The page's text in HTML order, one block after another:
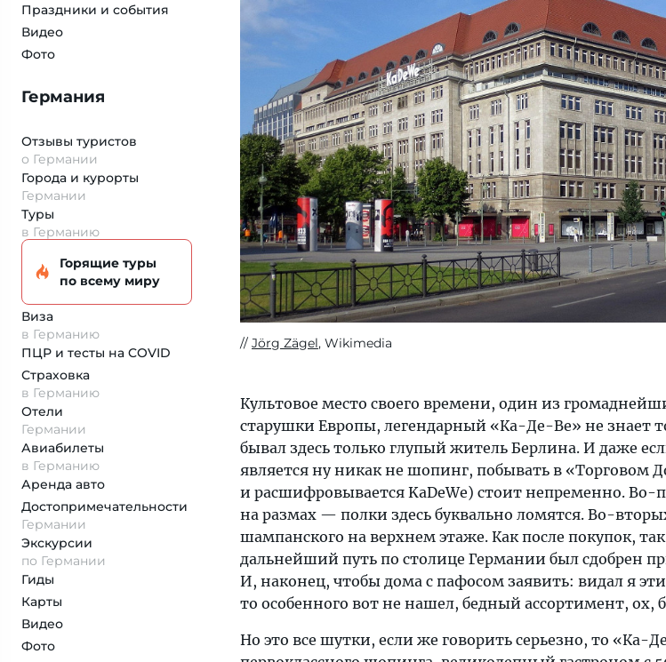
Праздники и события
Видео
Фото
Германия
Отзывы туристов
о Германии
Города и курорты
Германии
Туры
в Германию
Горящие туры
по всему миру
Виза
в Германию
ПЦР и тесты на COVID
Страховка
в Германию
Отели
Германии
Авиабилеты
в Германию
Аренда авто
Достопримеча­тельности
Германии
Экскурсии
по Германии
Гиды
Карты
Видео
Фото
Jörg Zägel, Wikimedia
Культовое место своего времени, один из
старушки Европы, легендарный «Ка-Де-Ве» не знает
бывал здесь только глупый житель Берлина. И даже
является ну никак не шопинг, побывать в «Торговом
и расшифровывается KaDeWe) стоит непременно. Во-
на размах — полки здесь буквально ломятся. Во-
шампанского на верхнем этаже. Как после покупок,
дальнейший путь по столице Германии был сдобрен
И, наконец, чтобы дома с пафосом заявить: видал я
то особенного вот не нашел, бедный ассортимент, ох,
Но это все шутки, если же говорить серьезно, то «Ка-